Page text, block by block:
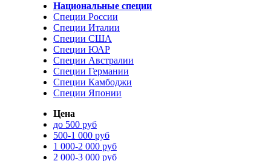
Национальные специи
Специи России
Специи Италии
Специи США
Специи ЮАР
Специи Австралии
Специи Германии
Специи Камбоджи
Специи Японии
Цена
до 500 руб
500-1 000 руб
1 000-2 000 руб
2 000-3 000 руб